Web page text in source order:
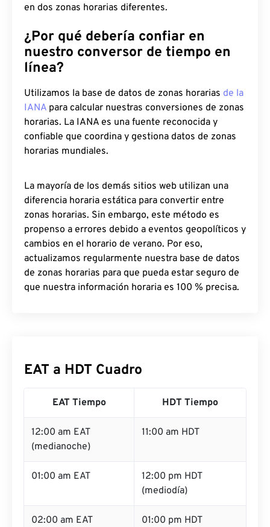
en dos zonas horarias diferentes.
¿Por qué debería confiar en
nuestro conversor de tiempo en
línea?
Utilizamos la base de datos de zonas horarias de la
IANA para calcular nuestras conversiones de zonas
horarias. La IANA es una fuente reconocida y
confiable que coordina y gestiona datos de zonas
horarias mundiales.
La mayoría de los demás sitios web utilizan una
diferencia horaria estática para convertir entre
zonas horarias. Sin embargo, este método es
propenso a errores debido a eventos geopolíticos y
cambios en el horario de verano. Por eso,
actualizamos regularmente nuestra base de datos
de zonas horarias para que pueda estar seguro de
que nuestra información horaria es 100 % precisa.
EAT a HDT Cuadro
EAT Tiempo HDT Tiempo
12:00 am EAT
(medianoche)
11:00 am HDT
01:00 am EAT
12:00 pm HDT
(mediodía)
02:00 am EAT 01:00 pm HDT